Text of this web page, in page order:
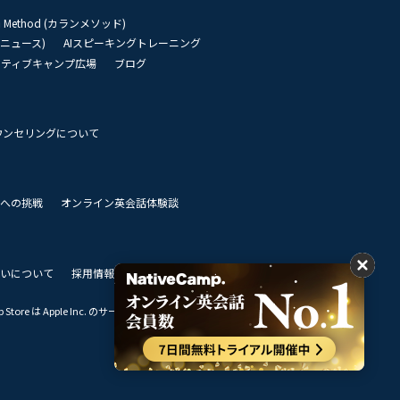
Method (カランメソッド)
ュース)
AIスピーキングトレーニング
ィブキャンプ広場
ブログ
ンセリングについて
の挑戦
オンライン英会話体験談
について 採用情報 私達のビジョン
は Apple Inc. のサービスマークです。